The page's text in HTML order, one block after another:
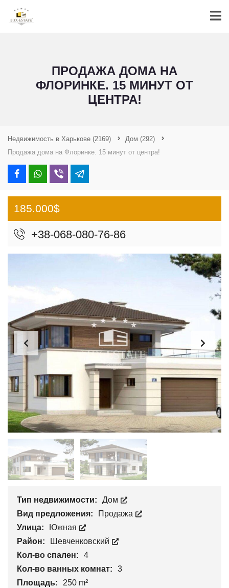
ПРОДАЖА ДОМА НА
ФЛОРИНКЕ. 15 МИНУТ ОТ
ЦЕНТРА!
Недвижимость в Харькове (2169) Дом (292)
Продажа дома на Флоринке. 15 минут от центра!
185.000$
+38-068-080-76-86
Тип недвижимости:
Дом
Вид предложения:
Продажа
Улица:
Южная
Район:
Шевченковский
Кол-во спален:
4
Кол-во ванных комнат:
3
Площадь:
250 m²